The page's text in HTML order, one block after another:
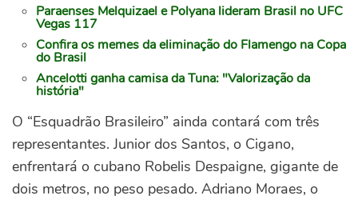
Paraenses Melquizael e Polyana lideram Brasil no UFC
Vegas 117
Confira os memes da eliminação do Flamengo na Copa
do Brasil
Ancelotti ganha camisa da Tuna: "Valorização da
história"
O “Esquadrão Brasileiro” ainda contará com três
representantes. Junior dos Santos, o Cigano,
enfrentará o cubano Robelis Despaigne, gigante de
dois metros, no peso pesado. Adriano Moraes, o